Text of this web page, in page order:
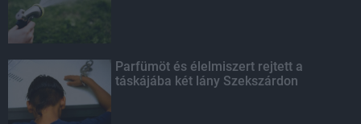
Parfümöt és élelmiszert rejtett a
táskájába két lány Szekszárdon